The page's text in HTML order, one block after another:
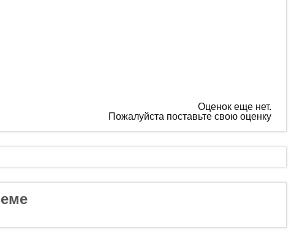
Оценок еще нет.
Пожалуйста поставьте свою оценку